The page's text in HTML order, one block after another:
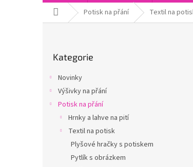
Domů Potisk na přání Textil na
kategorie
Kategorie
Novinky
Výšivky na přání
Potisk na přání
Hrnky a lahve na pití
Textil na potisk
Plyšové hračky s potiskem
Pytlík s obrázkem